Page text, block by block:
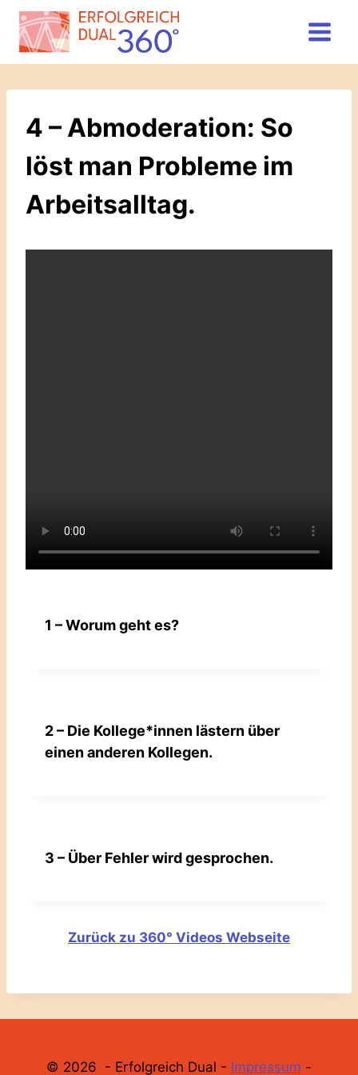
Zum
Inhalt
springen
4 – Abmoderation: So
löst man Probleme im
Arbeitsalltag.
1 – Worum geht es?
2 – Die Kollege*innen lästern über
einen anderen Kollegen.
3 – Über Fehler wird gesprochen.
Zurück zu 360° Videos Webseite
© 2026 - Erfolgreich Dual - Impressum -